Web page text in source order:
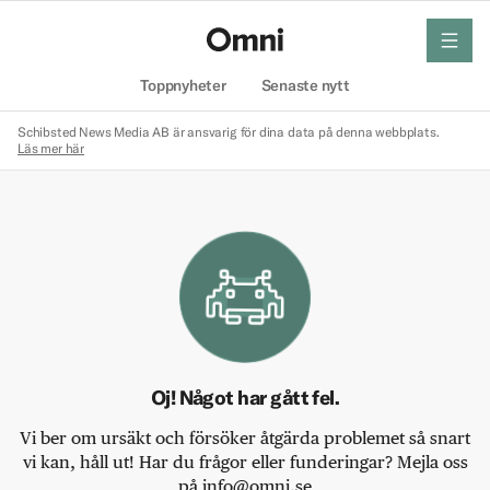
Toppnyheter Senaste nytt
meny
Schibsted News Media AB är ansvarig för dina data på denna webbplats.
Läs mer här
Oj! Något har gått fel.
Vi ber om ursäkt och försöker åtgärda problemet så snart
vi kan, håll ut! Har du frågor eller funderingar? Mejla oss